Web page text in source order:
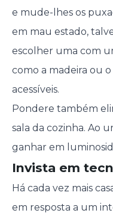
e mude-lhes os
em mau estado,
escolher uma com
como a madeira ou
acessíveis.
Pondere também
sala da cozinha. Ao
ganhar em
Invista em
Há cada vez mais
em resposta a um